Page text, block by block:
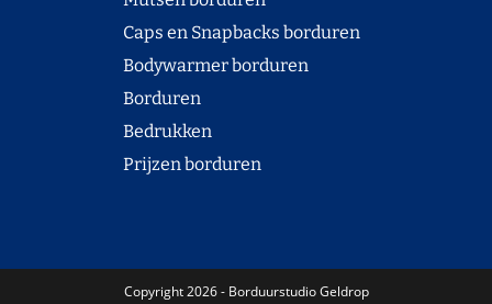
Caps en Snapbacks borduren
Bodywarmer borduren
Borduren
Bedrukken
Prijzen borduren
Copyright 2026 - Borduurstudio Geldrop